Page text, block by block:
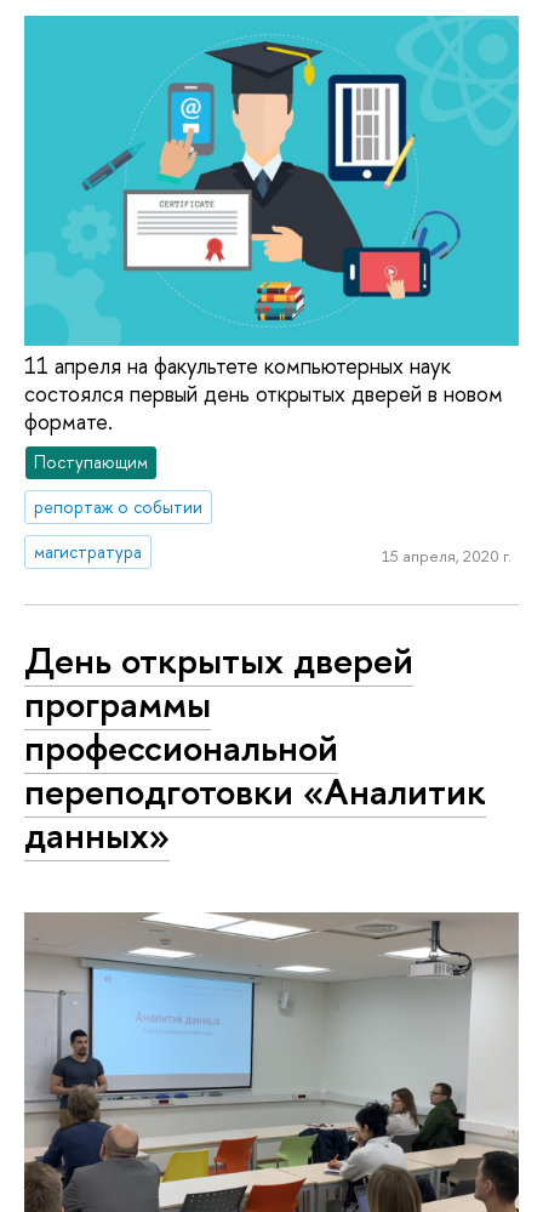
11 апреля на факультете компьютерных наук
состоялся первый день открытых дверей в новом
формате.
Поступающим
репортаж о событии
магистратура
15 апреля, 2020 г.
День открытых дверей
программы
профессиональной
переподготовки «Аналитик
данных»